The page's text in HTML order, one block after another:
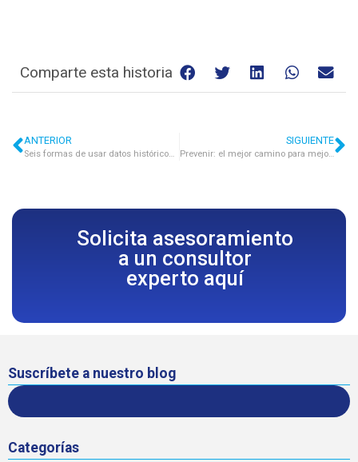
Comparte esta historia
ANTERIOR
Seis formas de usar datos históricos en rastreo GPS
SIGUIENTE
Prevenir: el mejor camino para mejorar indicadores en el sector logístico
Solicita asesoramiento
a un consultor
experto aquí
Suscríbete a nuestro blog
Categorías